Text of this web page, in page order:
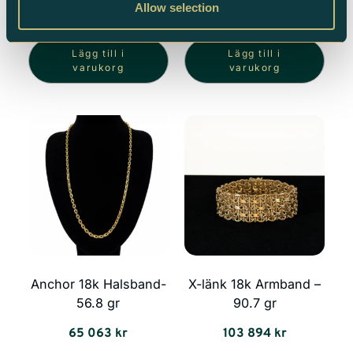
Allow selection
Lägg till i
varukorg
Lägg till i
varukorg
Anchor 18k Halsband-
56.8 gr
65 063 kr
X-länk 18k Armband –
90.7 gr
103 894 kr